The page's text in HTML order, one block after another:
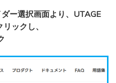
ー選択画面より、UTAGE
ックし、